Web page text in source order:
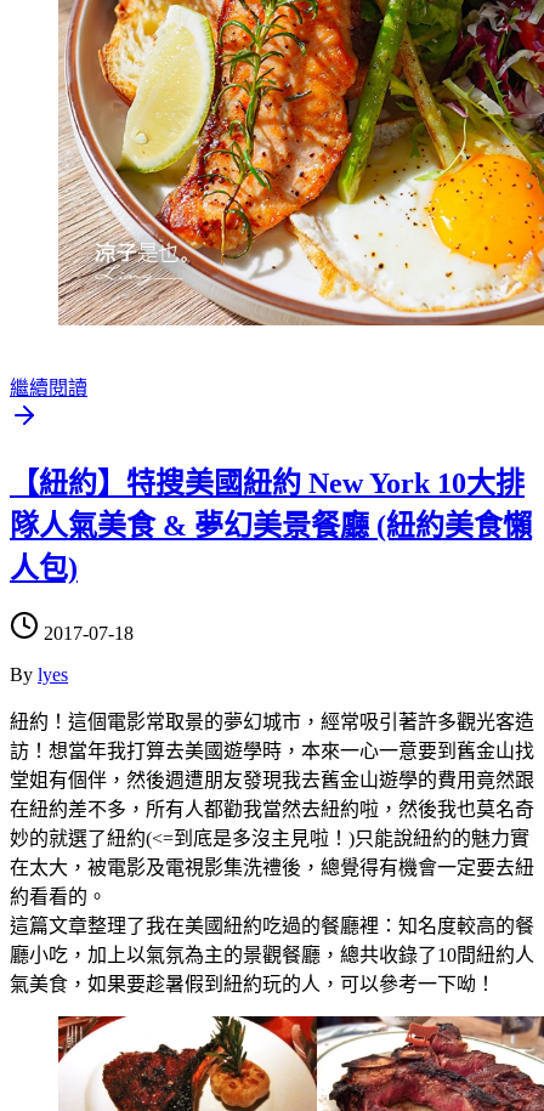
繼續閱讀
【紐約】特搜美國紐約 New York 10大排
隊人氣美食 & 夢幻美景餐廳 (紐約美食懶
人包)
2017-07-18
By lyes
紐約！這個電影常取景的夢幻城市，經常吸引著許多觀光客造
訪！想當年我打算去美國遊學時，本來一心一意要到舊金山找
堂姐有個伴，然後週遭朋友發現我去舊金山遊學的費用竟然跟
在紐約差不多，所有人都勸我當然去紐約啦，然後我也莫名奇
妙的就選了紐約(<=到底是多沒主見啦！)只能說紐約的魅力實
在太大，被電影及電視影集洗禮後，總覺得有機會一定要去紐
約看看的。
這篇文章整理了我在美國紐約吃過的餐廳裡：知名度較高的餐
廳小吃，加上以氣氛為主的景觀餐廳，總共收錄了10間紐約人
氣美食，如果要趁暑假到紐約玩的人，可以參考一下呦！